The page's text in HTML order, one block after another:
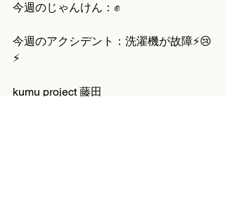
今週のじゃんけん：✊
今週のアクシデント：洗濯機が故障⚡️😢
⚡️
kumu project 藤田